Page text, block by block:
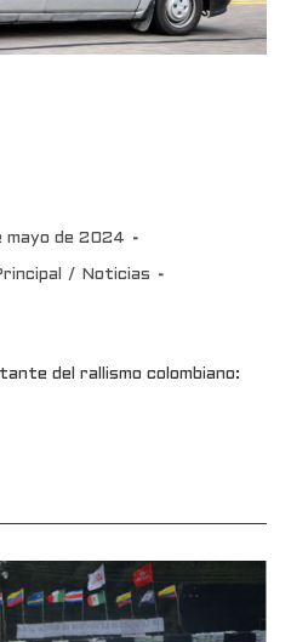
mayo de 2024
/ Noticias
del rallismo colombiano: